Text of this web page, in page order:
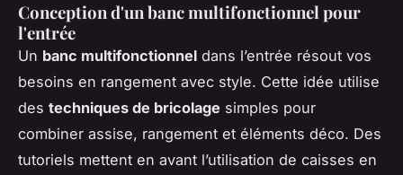
Conception d'un banc multifonctionnel pour
l'entrée
Un banc multifonctionnel dans l’entrée résout vos
besoins en rangement avec style. Cette idée utilise
des techniques de bricolage simples pour
combiner assise, rangement et éléments déco. Des
tutoriels mettent en avant l’utilisation de caisses en